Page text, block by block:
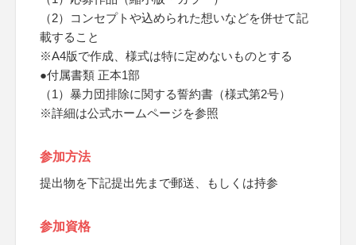
（2）コンセプトや込められた想いなどを併せて記
載すること
※A4版で作成、様式は特に定めないものとする
●付属書類 正本1部
（1）暴力団排除に関する誓約書（様式第2号）
※詳細は公式ホームページを参照
参加方法
提出物を下記提出先まで郵送、もしくは持参
参加資格